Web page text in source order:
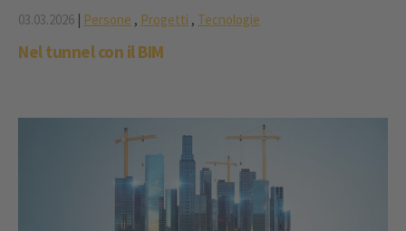
03.03.2026 | Persone , Progetti , Tecnologie
Nel tunnel con il BIM